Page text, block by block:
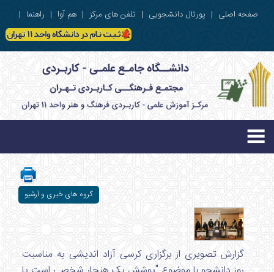
صفحه اصلی | پورتال دانشجویی | تلفن های مرکز | هم آوا | راهنما |
گروه های خبری و آرشیو
گزارش تصویری از برگزاری کرسی آزاد اندیشی به مناسبت